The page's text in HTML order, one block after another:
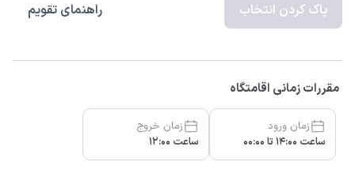
پاک کردن انتخاب راهنمای تقویم
مقررات زمانی اقامتگاه
زمان ورود
ساعت 14:00 تا 00:00
زمان خروج
ساعت 12:00